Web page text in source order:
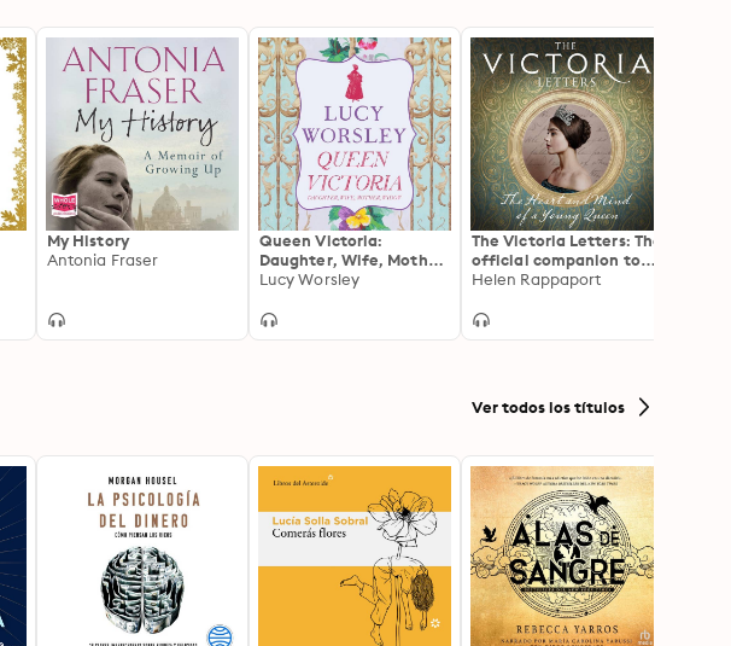
My History
Antonia Fraser
Queen Victoria:
Daughter, Wife, Mother,
Widow
Lucy Worsley
The Victoria Letters: The
official companion to
the ITV Victoria series
Helen Rappaport
Ver todos los títulos